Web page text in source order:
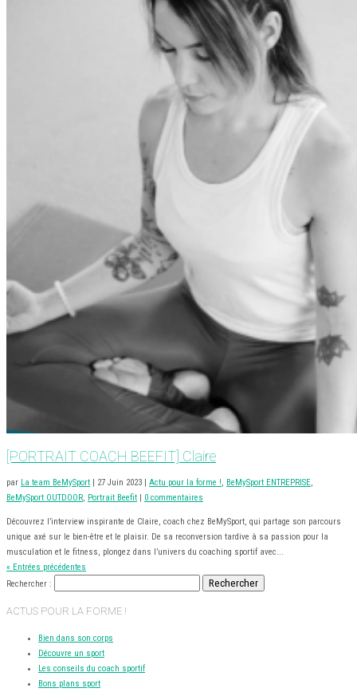
[PORTRAIT COACH BEEFIT] Claire
par La team BeMySport 27 Juin 2023 Actu pour la forme !, BeMySport ENTREPRISE,
BeMySport OUTDOOR, Portrait Beefit 0 commentaires
Découvrez l’interview inspirante de Claire, coach chez BeMySport, qui partage son parcours
unique axé sur le bien-être et le plaisir. De sa reconversion tardive à sa passion pour la
musculation et le fitness, plongez dans l’univers du coaching sportif avec...
« Entrées précédentes
Rechercher :
ACTUS POUR LA FORME !
Bien dans son corps
Découvre un sport
Les conseils du coach sportif
Bons plans sport